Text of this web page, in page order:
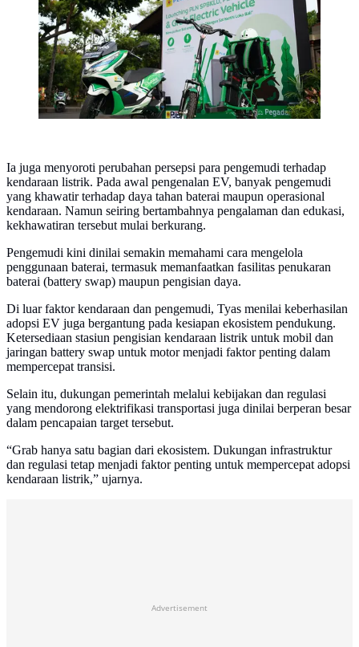
Ia juga menyoroti perubahan persepsi para pengemudi terhadap
kendaraan listrik. Pada awal pengenalan EV, banyak pengemudi
yang khawatir terhadap daya tahan baterai maupun operasional
kendaraan. Namun seiring bertambahnya pengalaman dan edukasi,
kekhawatiran tersebut mulai berkurang.
Pengemudi kini dinilai semakin memahami cara mengelola
penggunaan baterai, termasuk memanfaatkan fasilitas penukaran
baterai (battery swap) maupun pengisian daya.
Di luar faktor kendaraan dan pengemudi, Tyas menilai keberhasilan
adopsi EV juga bergantung pada kesiapan ekosistem pendukung.
Ketersediaan stasiun pengisian kendaraan listrik untuk mobil dan
jaringan battery swap untuk motor menjadi faktor penting dalam
mempercepat transisi.
Selain itu, dukungan pemerintah melalui kebijakan dan regulasi
yang mendorong elektrifikasi transportasi juga dinilai berperan besar
dalam pencapaian target tersebut.
“Grab hanya satu bagian dari ekosistem. Dukungan infrastruktur
dan regulasi tetap menjadi faktor penting untuk mempercepat adopsi
kendaraan listrik,” ujarnya.
Advertisement